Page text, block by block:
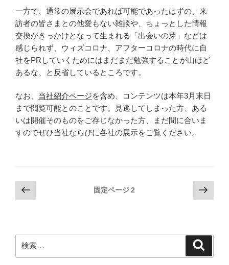
の
一方で、通常の展示会であれば可能であったはずの、来
訪者の皆さまとの他愛もない雑談や、ちょっとした情報
交換がきっかけとなって生まれる「出会いの芽」などは
感じられず、ウィズコロナ、アフターコロナの時代に自
社をPRしていくためにはまだまだ勉強することが山ほど
あるな、と反省しているところです。
なお、 当社紹介ページを含め、コンテンツは本年3月末日
まで閲覧可能とのことです。見逃してしまった方、ある
いは開催そのものをご存じなかった方、まだ間に合いま
すのでぜひ当社ならびに各社の展示をご覧ください。
投
稿
ー
ジ
前
の
ジ
固定ページ2
次
の
ジ
索: